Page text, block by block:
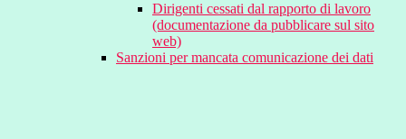
Dirigenti cessati dal rapporto di lavoro
(documentazione da pubblicare sul sito
web)
Sanzioni per mancata comunicazione dei dati